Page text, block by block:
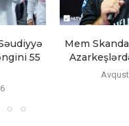
55
Mem